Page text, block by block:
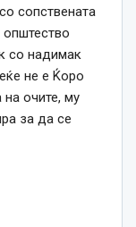
сопствената
со надимак
не е Ќоро
на очите, му
за да се